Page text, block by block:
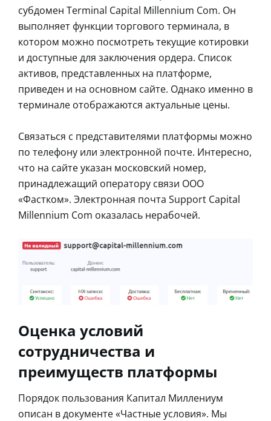
субдомен Terminal Capital Millennium Com. Он
выполняет функции торгового терминала, в
котором можно посмотреть текущие котировки
и доступные для заключения ордера. Список
активов, представленных на платформе,
приведен и на основном сайте. Однако именно в
терминале отображаются актуальные цены.
Связаться с представителями платформы можно
по телефону или электронной почте. Интересно,
что на сайте указан московский номер,
принадлежащий оператору связи ООО
«Фастком». Электронная почта Support Capital
Millennium Com оказалась нерабочей.
Оценка условий
сотрудничества и
преимуществ платформы
Порядок пользования Капитал Миллениум
описан в документе «Частные условия». Мы